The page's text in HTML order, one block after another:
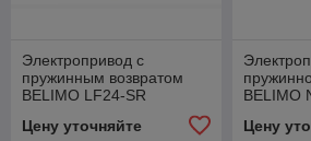
Электропривод с
пружинным возвратом
BELIMO LF24-SR
Цену уточняйте
BELIMO
закр. 3-
=/~)
Цену